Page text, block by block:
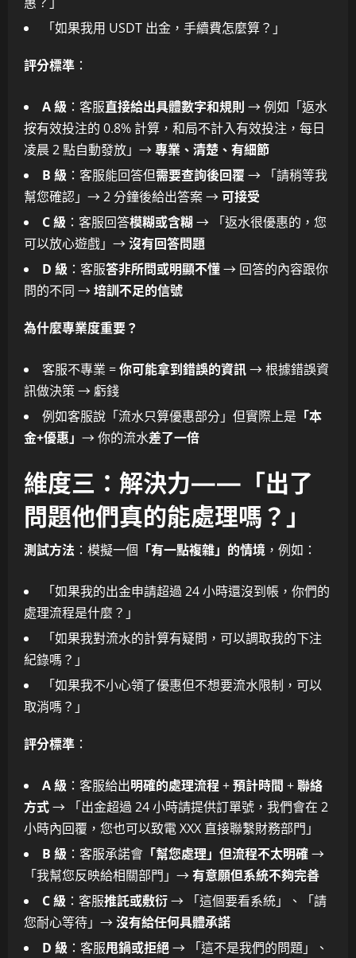
「如果我用 USDT 出金，手續費怎麼算？」
評分標準 ：
A 級 ：客服直接給出具體數字和規則 → 例如「返水
按有效投注的 0.8% 計算，和局不計入有效投注，每日
凌晨 2 點自動發放」→專業、清楚、有細節
B 級 ：客服能回答但需要查詢後回覆 → 「請稍等我
幫您確認」→ 2 分鐘後給出答案 →可接受
C 級 ：客服回答模糊或含糊 → 「返水很優惠的，您
可以放心遊戲」→沒有回答問題
D 級 ：客服答非所問或明顯不懂→ 回答的內容跟你
問的不同 →培訓不足的信號
為什麼專業度重要？
客服不專業 =你可能拿到錯誤的資訊→ 根據錯誤資
訊做決策 → 虧錢
例如客服說「流水只算優惠部分」但實際上是 「本
金+優惠」 → 你的流水差了一倍
維度三：解決力——「出了
問題他們真的能處理嗎？」
測試方法 ：模擬一個 「有一點複雜」的情境 ，例如：
「如果我的出金申請超過 24 小時還沒到帳，你們的
處理流程是什麼？」
「如果我對流水的計算有疑問，可以調取我的下注
紀錄嗎？」
「如果我不小心領了優惠但不想要流水限制，可以
取消嗎？」
評分標準 ：
A 級 ：客服給出明確的處理流程 +預計時間 +聯絡
方式→ 「出金超過 24 小時請提供訂單號，我們會在 2
小時內回覆，您也可以致電 XXX 直接聯繫財務部門」
B 級 ：客服承諾會 「幫您處理」但流程不太明確→
「我幫您反映給相關部門」→有意願但系統不夠完善
C 級 ：客服推託或敷衍→ 「這個要看系統」、「請
您耐心等待」→沒有給任何具體承諾
D 級 ：客服甩鍋或拒絕→ 「這不是我們的問題」、